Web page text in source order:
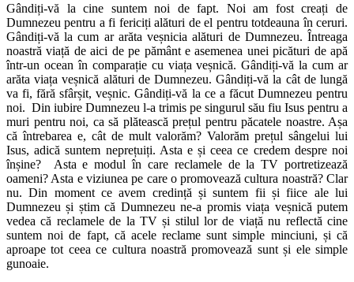
Gândiți-vă la cine suntem noi de fapt. Noi am fost creați de
Dumnezeu pentru a fi fericiți alături de el pentru totdeauna în ceruri.
Gândiți-vă la cum ar arăta veșnicia alături de Dumnezeu. Întreaga
noastră viață de aici de pe pământ e asemenea unei picături de apă
într-un ocean în comparație cu viața veșnică. Gândiți-vă la cum ar
arăta viața veșnică alături de Dumnezeu. Gândiți-vă la cât de lungă
va fi, fără sfârșit, veșnic. Gândiți-vă la ce a făcut Dumnezeu pentru
noi. Din iubire Dumnezeu l-a trimis pe singurul său fiu Isus pentru a
muri pentru noi, ca să plătească prețul pentru păcatele noastre. Așa
că întrebarea e, cât de mult valorăm? Valorăm prețul sângelui lui
Isus, adică suntem neprețuiți. Asta e și ceea ce credem despre noi
înșine? Asta e modul în care reclamele de la TV portretizează
oameni? Asta e viziunea pe care o promovează cultura noastră? Clar
nu. Din moment ce avem credință și suntem fii și fiice ale lui
Dumnezeu și știm că Dumnezeu ne-a promis viața veșnică putem
vedea că reclamele de la TV și stilul lor de viață nu reflectă cine
suntem noi de fapt, că acele reclame sunt simple minciuni, și că
aproape tot ceea ce cultura noastră promovează sunt și ele simple
gunoaie.